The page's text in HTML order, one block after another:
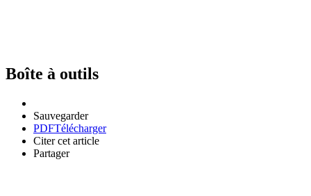
Boîte à outils
Sauvegarder
PDFTélécharger
Citer cet article
Partager